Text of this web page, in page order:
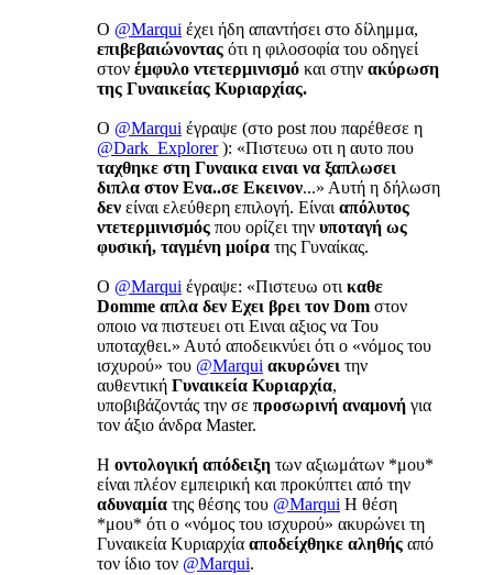
Ο @Marqui έχει ήδη απαντήσει στο δίλημμα,
επιβεβαιώνοντας ότι η φιλοσοφία του οδηγεί
στον έμφυλο ντετερμινισμό και στην ακύρωση
της Γυναικείας Κυριαρχίας.
Ο @Marqui έγραψε (στο post που παρέθεσε η
@Dark_Explorer): «Πιστευω οτι η αυτο που
ταχθηκε στη Γυναικα ειναι να ξαπλωσει
διπλα στον Ενα..σε Εκεινον...» Αυτή η δήλωση
δεν είναι ελεύθερη επιλογή. Είναι απόλυτος
ντετερμινισμός που ορίζει την υποταγή ως
φυσική, ταγμένη μοίρα της Γυναίκας.
Ο @Marqui έγραψε: «Πιστευω οτι καθε
Domme απλα δεν Εχει βρει τον Dom στον
οποιο να πιστευει οτι Ειναι αξιος να Του
υποταχθει.» Αυτό αποδεικνύει ότι ο «νόμος του
ισχυρού» του @Marqui ακυρώνει την
αυθεντική Γυναικεία Κυριαρχία,
υποβιβάζοντάς την σε προσωρινή αναμονή για
τον άξιο άνδρα Master.
Η οντολογική απόδειξη των αξιωμάτων *μου*
είναι πλέον εμπειρική και προκύπτει από την
αδυναμία της θέσης του @Marqui Η θέση
*μου* ότι ο «νόμος του ισχυρού» ακυρώνει τη
Γυναικεία Κυριαρχία αποδείχθηκε αληθής από
τον ίδιο τον @Marqui.